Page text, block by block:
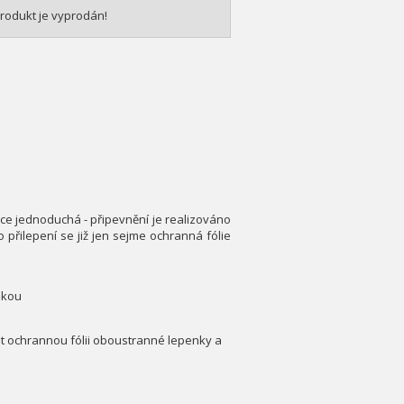
je vyprodán!
jednoduchá - připevnění je realizováno
přilepení se již jen sejme ochranná fólie
ochrannou fólii oboustranné lepenky a